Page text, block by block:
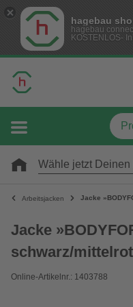
hagebau
hagebau
KOSTENLOS-
Wähle jetzt Deinen
Arbeitsjacken Jacke
Jacke
schwarz/mittelrot
Online-Artikelnr.: 1403788